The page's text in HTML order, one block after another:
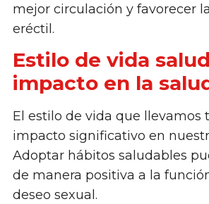
mejor circulación y favorecer
eréctil.
Estilo de vida
impacto en la
El estilo de vida que llevamos
impacto significativo en
Adoptar hábitos saludables
de manera positiva a la
deseo sexual.